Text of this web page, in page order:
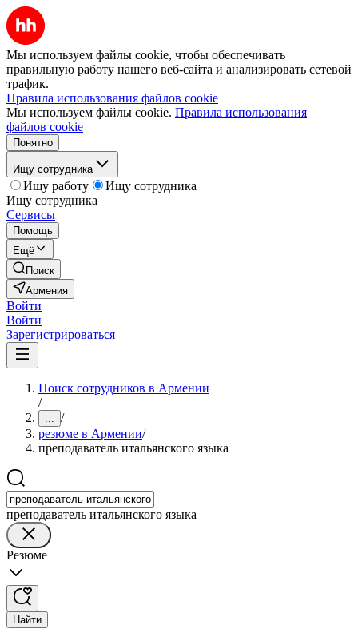
Мы используем файлы cookie, чтобы обеспечивать
правильную работу нашего веб-сайта и анализировать сетевой
трафик.
Правила использования файлов cookie
Мы используем файлы cookie. Правила использования
файлов cookie
Понятно
Ищу сотрудника
Ищу работу
Ищу сотрудника
Ищу сотрудника
Сервисы
Помощь
Ещё
Поиск
Армения
Войти
Войти
Зарегистрироваться
Поиск сотрудников в Армении
/
... /
резюме в Армении/
преподаватель итальянского языка
преподаватель итальянского языка
Резюме
Найти